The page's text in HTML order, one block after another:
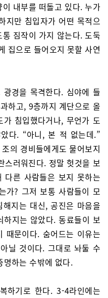
내부를 떠돌고 있다. 누가
지만 침입자가 어떤 목적으
짐작이 가지 않는다. 도둑
집으로 들어오지 못할 사연
경을 목격한다. 심야에 들
하고, 9층까지 계단으로 올
침입했다거나, 무언가 도
다. “아니, 본 적 없는데.”
의 경비들에게도 물어보지
스러워진다. 정말 헛것을 보
다른 사람들은 보지 못하는
가? 그저 보통 사람들이 모
지는 대신, 공진은 마음을
지는 않았다. 동료들이 보
때문이다. 숨어드는 이유는
닐 것이다. 그대로 놔둘 수
명하는 수밖에 없다.
하기로 한다. 3-4라인에는